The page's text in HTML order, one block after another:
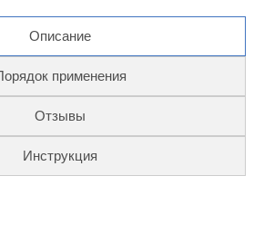
Описание
применения
Отзывы
Инструкция